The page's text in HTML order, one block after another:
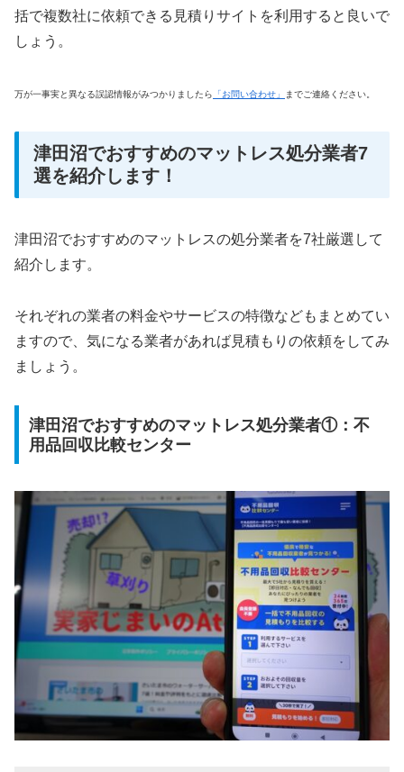
括で複数社に依頼できる見積りサイトを利用すると良いで
しょう。
万が一事実と異なる誤認情報がみつかりましたら 「お問い合わせ」 までご連絡ください。
津田沼でおすすめのマットレス処分業者7
選を紹介します！
津田沼でおすすめのマットレスの処分業者を7社厳選して
紹介します。
それぞれの業者の料金やサービスの特徴などもまとめてい
ますので、気になる業者があれば見積もりの依頼をしてみ
ましょう。
津田沼でおすすめのマットレス処分業者①：不
用品回収比較センター